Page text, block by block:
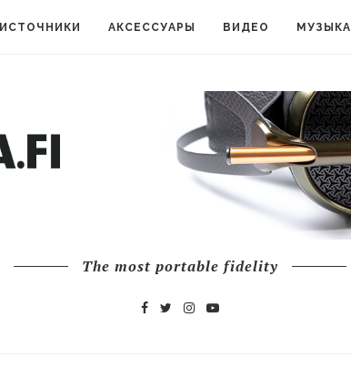
ИСТОЧНИКИ АКСЕССУАРЫ ВИДЕО МУЗЫКА
The most portable fidelity